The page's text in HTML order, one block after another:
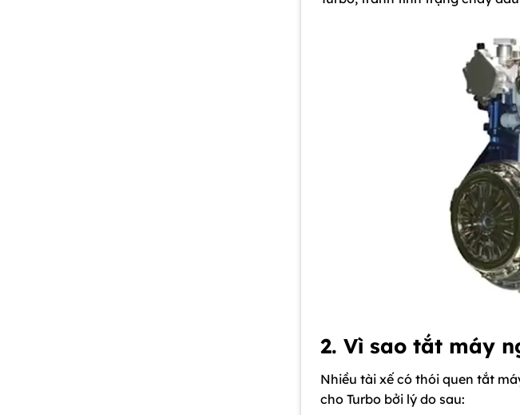
2. Vì sao tắt máy
Nhiều tài xế có thói quen tắt
cho Turbo bởi lý do sau: